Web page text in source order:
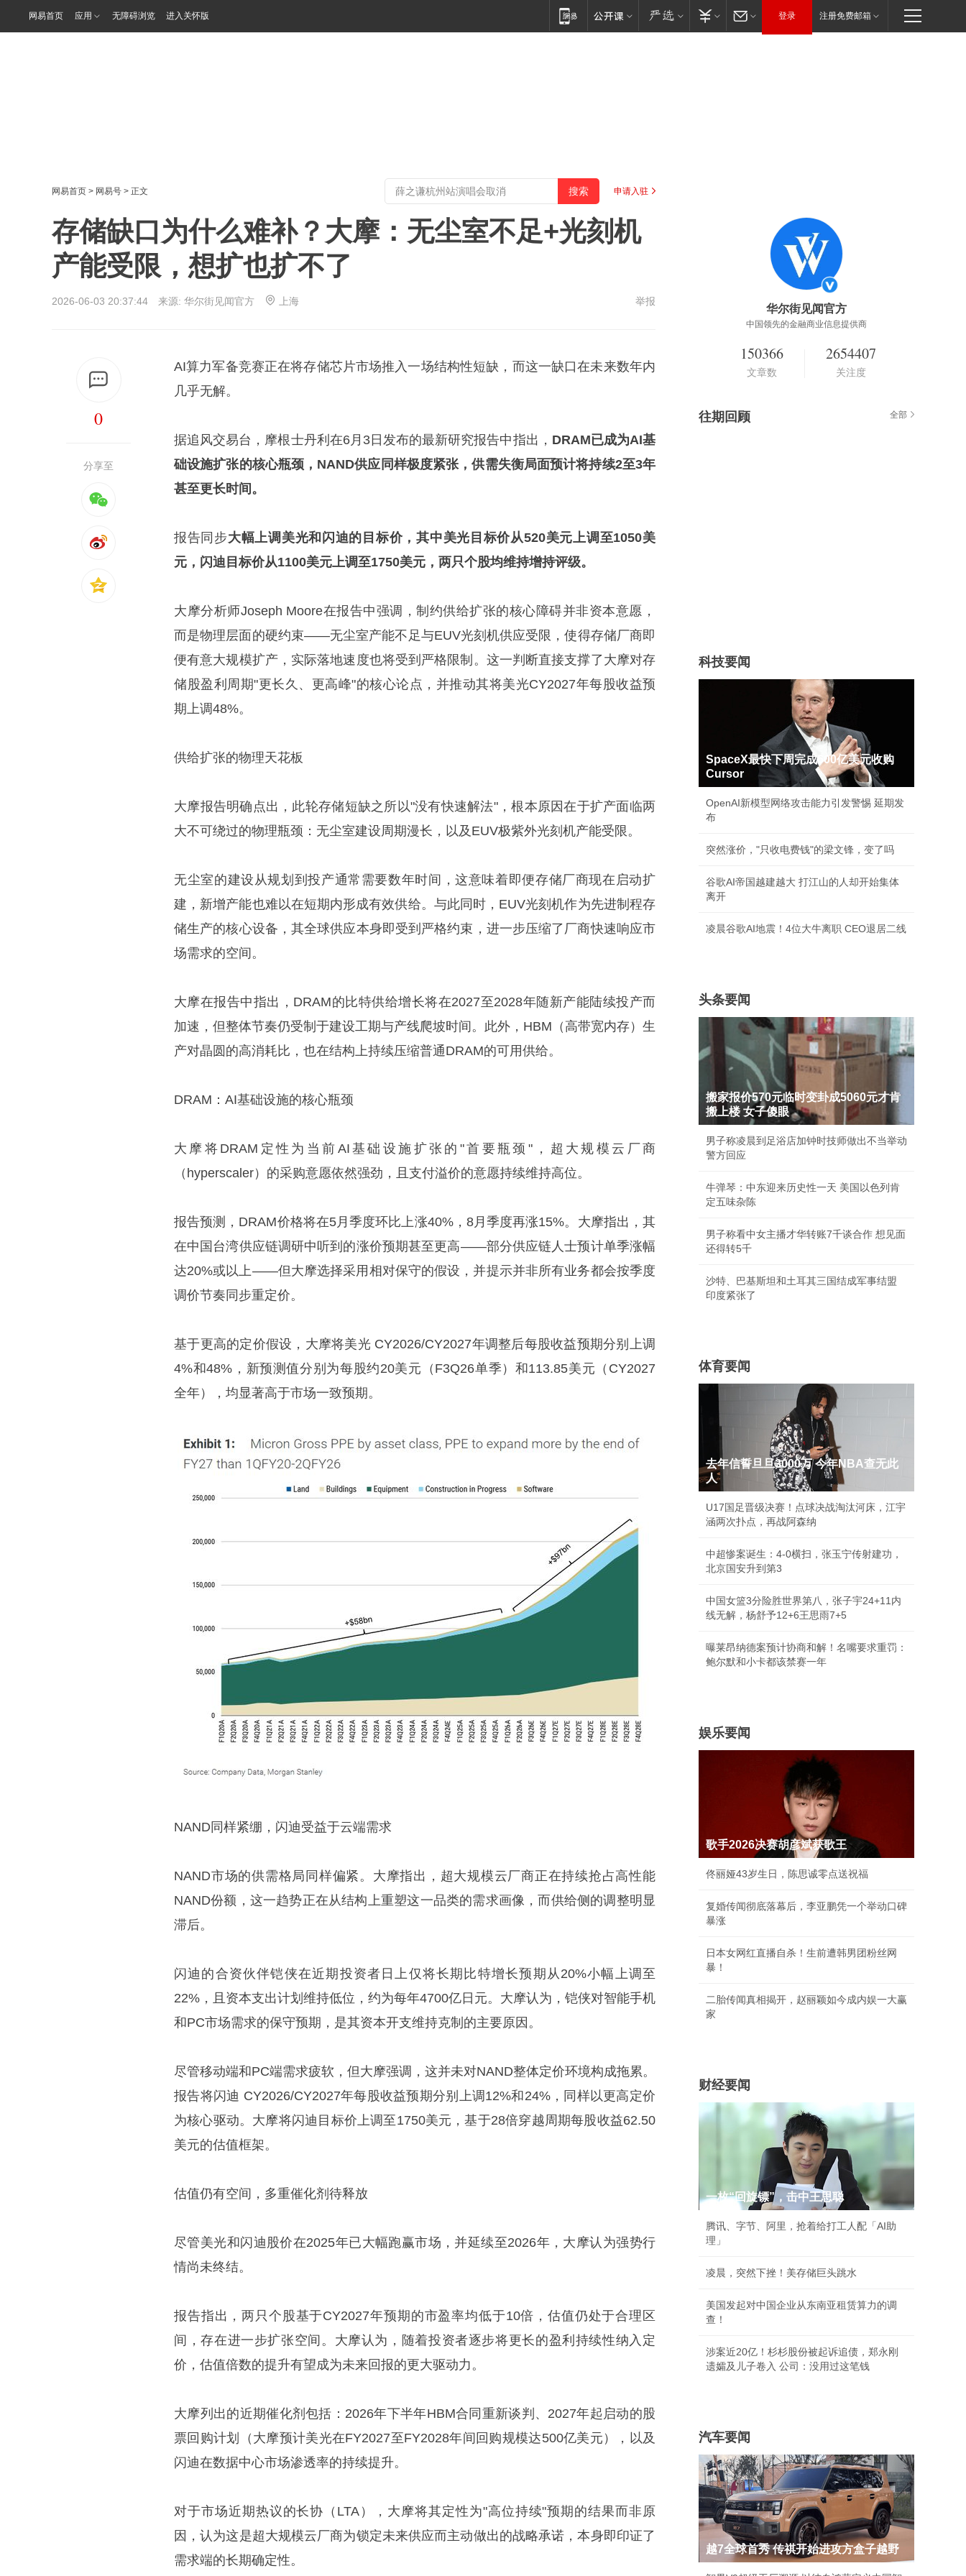
网易首页 应用 无障碍浏览 进入关怀版 登录 注册免费邮箱
网易首页 > 网易号 > 正文 申请入驻
存储缺口为什么难补？大摩：无尘室不足+光刻机
产能受限，想扩也扩不了
2026-06-03 20:37:44 来源: 华尔街见闻官方 上海 举报
0
分享至
AI算力军备竞赛正在将存储芯片市场推入一场结构性短缺，而这一缺口在未来数年内
几乎无解。
据追风交易台，摩根士丹利在6月3日发布的最新研究报告中指出， DRAM已成为AI基
础设施扩张的核心瓶颈，NAND供应同样极度紧张，供需失衡局面预计将持续2至3年
甚至更长时间。
报告同步大幅上调美光和闪迪的目标价，其中美光目标价从520美元上调至1050美
元，闪迪目标价从1100美元上调至1750美元，两只个股均维持增持评级。
大摩分析师Joseph Moore在报告中强调，制约供给扩张的核心障碍并非资本意愿，
而是物理层面的硬约束——无尘室产能不足与EUV光刻机供应受限，使得存储厂商即
便有意大规模扩产，实际落地速度也将受到严格限制。这一判断直接支撑了大摩对存
储股盈利周期"更长久、更高峰"的核心论点，并推动其将美光CY2027年每股收益预
期上调48%。
供给扩张的物理天花板
大摩报告明确点出，此轮存储短缺之所以"没有快速解法"，根本原因在于扩产面临两
大不可绕过的物理瓶颈：无尘室建设周期漫长，以及EUV极紫外光刻机产能受限。
无尘室的建设从规划到投产通常需要数年时间，这意味着即便存储厂商现在启动扩
建，新增产能也难以在短期内形成有效供给。与此同时，EUV光刻机作为先进制程存
储生产的核心设备，其全球供应本身即受到严格约束，进一步压缩了厂商快速响应市
场需求的空间。
大摩在报告中指出，DRAM的比特供给增长将在2027至2028年随新产能陆续投产而
加速，但整体节奏仍受制于建设工期与产线爬坡时间。此外，HBM（高带宽内存）生
产对晶圆的高消耗比，也在结构上持续压缩普通DRAM的可用供给。
DRAM：AI基础设施的核心瓶颈
大摩将DRAM定性为当前AI基础设施扩张的"首要瓶颈"，超大规模云厂商
（hyperscaler）的采购意愿依然强劲，且支付溢价的意愿持续维持高位。
报告预测，DRAM价格将在5月季度环比上涨40%，8月季度再涨15%。大摩指出，其
在中国台湾供应链调研中听到的涨价预期甚至更高——部分供应链人士预计单季涨幅
达20%或以上——但大摩选择采用相对保守的假设，并提示并非所有业务都会按季度
调价节奏同步重定价。
基于更高的定价假设，大摩将美光 CY2026/CY2027年调整后每股收益预期分别上调
4%和48%，新预测值分别为每股约20美元（F3Q26单季）和113.85美元（CY2027
全年），均显著高于市场一致预期。
NAND同样紧绷，闪迪受益于云端需求
NAND市场的供需格局同样偏紧。大摩指出，超大规模云厂商正在持续抢占高性能
NAND份额，这一趋势正在从结构上重塑这一品类的需求画像，而供给侧的调整明显
滞后。
闪迪的合资伙伴铠侠在近期投资者日上仅将长期比特增长预期从20%小幅上调至
22%，且资本支出计划维持低位，约为每年4700亿日元。大摩认为，铠侠对智能手机
和PC市场需求的保守预期，是其资本开支维持克制的主要原因。
尽管移动端和PC端需求疲软，但大摩强调，这并未对NAND整体定价环境构成拖累。
报告将闪迪 CY2026/CY2027年每股收益预期分别上调12%和24%，同样以更高定价
为核心驱动。大摩将闪迪目标价上调至1750美元，基于28倍穿越周期每股收益62.50
美元的估值框架。
估值仍有空间，多重催化剂待释放
尽管美光和闪迪股价在2025年已大幅跑赢市场，并延续至2026年，大摩认为强势行
情尚未终结。
报告指出，两只个股基于CY2027年预期的市盈率均低于10倍，估值仍处于合理区
间，存在进一步扩张空间。大摩认为，随着投资者逐步将更长的盈利持续性纳入定
价，估值倍数的提升有望成为未来回报的更大驱动力。
大摩列出的近期催化剂包括：2026年下半年HBM合同重新谈判、2027年起启动的股
票回购计划（大摩预计美光在FY2027至FY2028年间回购规模达500亿美元），以及
闪迪在数据中心市场渗透率的持续提升。
对于市场近期热议的长协（LTA），大摩将其定性为"高位持续"预期的结果而非原
因，认为这是超大规模云厂商为锁定未来供应而主动做出的战略承诺，本身即印证了
需求端的长期确定性。
华尔街见闻官方
中国领先的金融商业信息提供商
150366
文章数
2654407
关注度
往期回顾 全部
科技要闻
SpaceX最快下周完成600亿美元收购
Cursor
OpenAI新模型网络攻击能力引发警惕 延期发
布
突然涨价，"只收电费钱"的梁文锋，变了吗
谷歌AI帝国越建越大 打江山的人却开始集体
离开
凌晨谷歌AI地震！4位大牛离职 CEO退居二线
头条要闻
搬家报价570元临时变卦成5060元才肯
搬上楼 女子傻眼
男子称凌晨到足浴店加钟时技师做出不当举动
警方回应
牛弹琴：中东迎来历史性一天 美国以色列肯
定五味杂陈
男子称看中女主播才华转账7千谈合作 想见面
还得转5千
沙特、巴基斯坦和土耳其三国结成军事结盟
印度紧张了
体育要闻
去年信誓旦旦3000万 今年NBA查无此
人
U17国足晋级决赛！点球决战淘汰河床，江宇
涵两次扑点，再战阿森纳
中超惨案诞生：4-0横扫，张玉宁传射建功，
北京国安升到第3
中国女篮3分险胜世界第八，张子宇24+11内
线无解，杨舒予12+6王思雨7+5
曝莱昂纳德案预计协商和解！名嘴要求重罚：
鲍尔默和小卡都该禁赛一年
娱乐要闻
歌手2026决赛胡彦斌获歌王
佟丽娅43岁生日，陈思诚零点送祝福
复婚传闻彻底落幕后，李亚鹏凭一个举动口碑
暴涨
日本女网红直播自杀！生前遭韩男团粉丝网
暴！
二胎传闻真相揭开，赵丽颖如今成内娱一大赢
家
财经要闻
一枚“回旋镖”，击中王思聪
腾讯、字节、阿里，抢着给打工人配「AI助
理」
凌晨，突然下挫！美存储巨头跳水
美国发起对中国企业从东南亚租赁算力的调
查！
涉案近20亿！杉杉股份被起诉追债，郑永刚
遗孀及儿子卷入 公司：没用过这笔钱
汽车要闻
越7全球首秀 传祺开始进攻方盒子越野